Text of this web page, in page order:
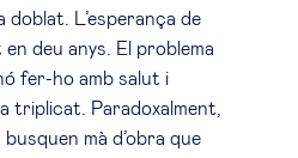
doblat. L’esperança de
deu anys. El problema
fer-ho amb salut i
triplicat. Paradoxalment,
mà d’obra que